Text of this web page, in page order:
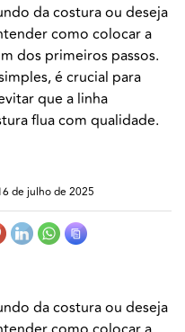
da costura ou deseja
como colocar a
dos primeiros passos.
é crucial para
que a linha
flua com qualidade.
de julho de 2025
da costura ou deseja